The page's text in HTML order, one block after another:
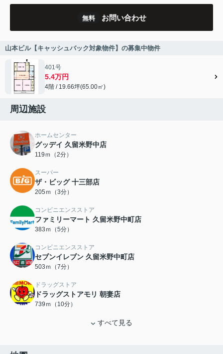
無料 お問い合わせ
山本ビル【キャッシュバック対象物件】の募集中物件
401号
5.4万円
4階 / 19.66坪(65.00㎡)
周辺施設
ホームセンター
グッデイ 久留米野中店
119ｍ（2分）
スーパー
ザ・ビッグ 十三部店
205ｍ（3分）
コンビニエンスストア
ファミリーマート 久留米野中町店
383ｍ（5分）
コンビニエンスストア
セブンイレブン 久留米野中町店
503ｍ（7分）
ドラッグストア
ドラッグストアモリ 朝妻店
739ｍ（10分）
すべて見る